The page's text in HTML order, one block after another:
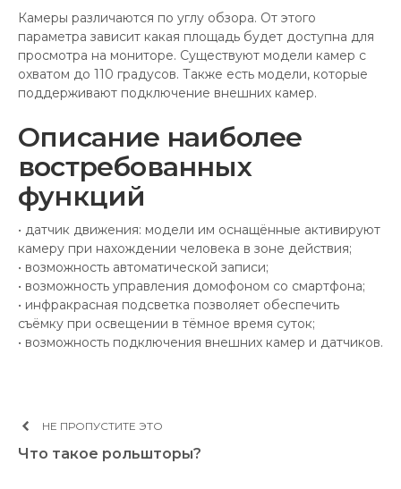
Камеры различаются по углу обзора. От этого
параметра зависит какая площадь будет доступна для
просмотра на мониторе. Существуют модели камер с
охватом до 110 градусов. Также есть модели, которые
поддерживают подключение внешних камер.
Описание наиболее
востребованных
функций
• датчик движения: модели им оснащённые активируют
камеру при нахождении человека в зоне действия;
• возможность автоматической записи;
• возможность управления домофоном со смартфона;
• инфракрасная подсветка позволяет обеспечить
съёмку при освещении в тёмное время суток;
• возможность подключения внешних камер и датчиков.
НЕ ПРОПУСТИТЕ ЭТО
Что такое рольшторы?